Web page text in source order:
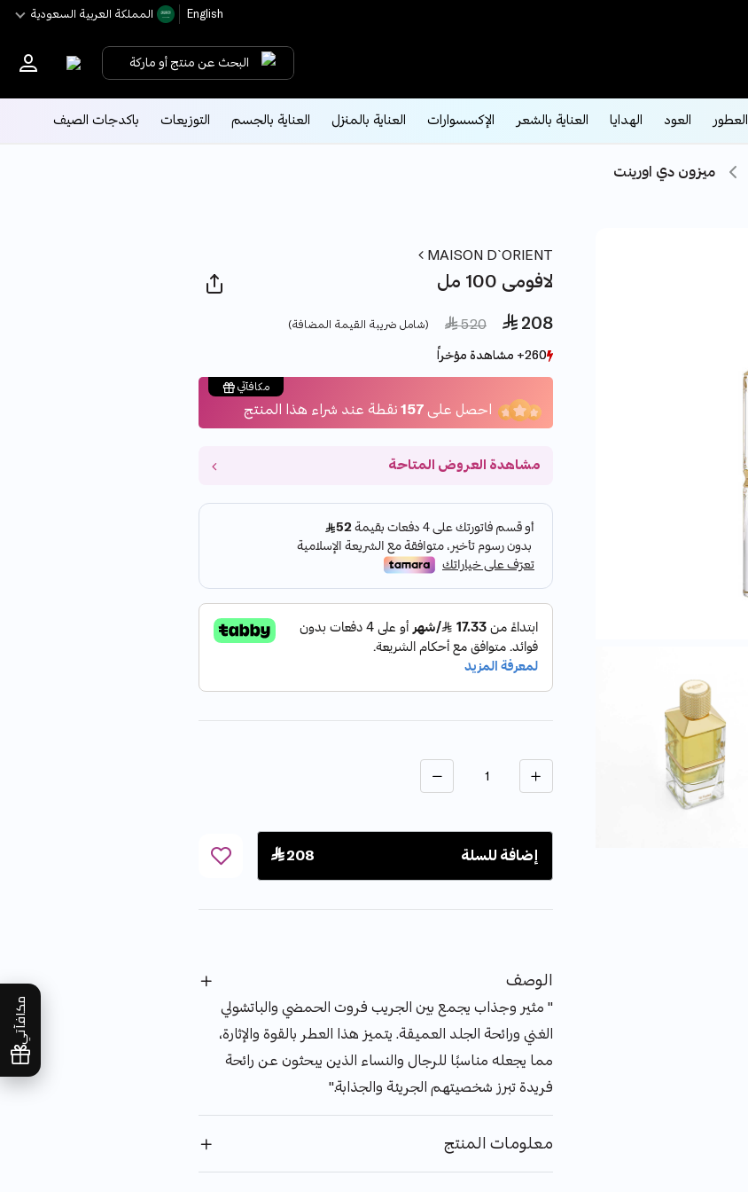
English اﻟﻤﻤﻠﻜﺔ اﻟﻌﺮﺑﻴﺔ اﻟﺴﻌﻮدﻳﺔ
البحث عن منتج أو ماركة
العطور العود الهدايا العناية بالشعر الإكسسوارات العناية بالمنزل العناية بالجسم التوزيعات باكدجات الصيف
مكافآتي
ميزون دي اورينت
MAISON D`ORIENT
لافومى 100 مل
 208
Price reduced from
 520
to (شامل ضريبة القيمة المضافة)
260+ مشاهدة مؤخراً
102+ بيع مؤخراً
260+ مشاهدة مؤخراً
102+ بيع مؤخراً
مكافآتي
احصل على157نقطة عند شراء هذا المنتج
مشاهدة العروض المتاحة
الكمية
إضافة للسلة  208
الوصف
" مثير وجذاب يجمع بين الجريب فروت الحمضي والباتشولي
الغني ورائحة الجلد العميقة. يتميز هذا العطر بالقوة والإثارة،
مما يجعله مناسبًا للرجال والنساء الذين يبحثون عن رائحة
فريدة تبرز شخصيتهم الجريئة والجذابة."
معلومات المنتج